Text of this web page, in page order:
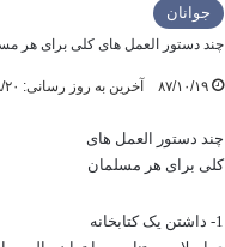
جوانان
چند دستور العمل های کلی برای هر
۸۷/۱۰/۱۹ آخرین به روز رسانی: ۹۱/۰۸/۲۰
چند دستور العمل های
کلی برای هر مسلمان
1- داشتن یک کتابخانه